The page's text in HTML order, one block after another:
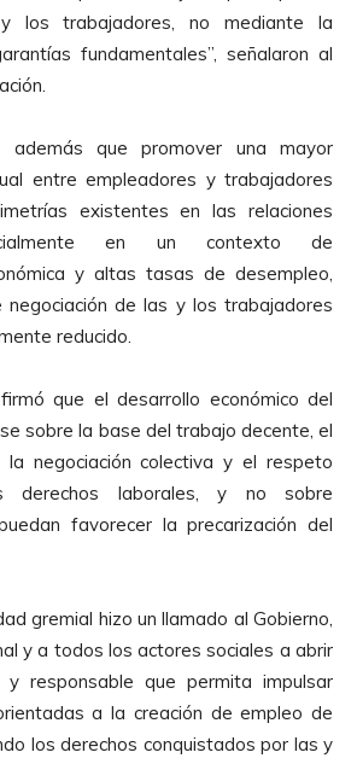
los trabajadores, no mediante la
fundamentales”, señalaron al
además que promover una mayor
entre empleadores y trabajadores
existentes en las relaciones
en un contexto de
y altas tasas de desempleo,
de las y los trabajadores
reducido.
que el desarrollo económico del
sobre la base del trabajo decente, el
negociación colectiva y el respeto
derechos laborales, y no sobre
favorecer la precarización del
gremial hizo un llamado al Gobierno,
y a todos los actores sociales a abrir
responsable que permita impulsar
a la creación de empleo de
los derechos conquistados por las y